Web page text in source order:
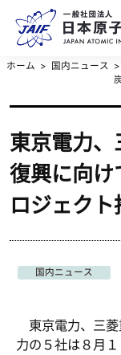
ホーム 国内ニュース
東京電力
復興に向け
ロジェクト
国内ニュース
東京電力、三菱
力の５社は８月